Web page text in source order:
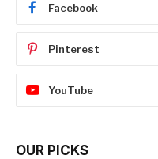
Facebook
Pinterest
YouTube
OUR PICKS